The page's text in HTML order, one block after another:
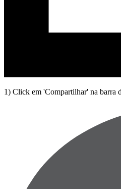
1) Click em 'Compartilhar' na barra